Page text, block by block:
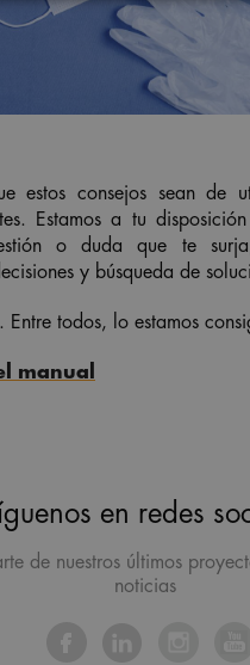
estos consejos sean de
Estamos a tu
o duda que te
y búsqueda de
Entre todos, lo estamos
manual
en redes
de nuestros últimos
noticias